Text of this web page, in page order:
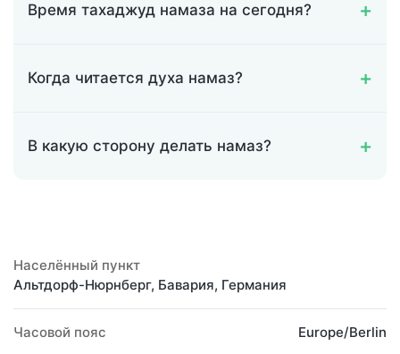
Время тахаджуд намаза на сегодня?
Когда читается духа намаз?
В какую сторону делать намаз?
Населённый пункт
Альтдорф-Нюрнберг, Бавария, Германия
Часовой пояс Europe/Berlin